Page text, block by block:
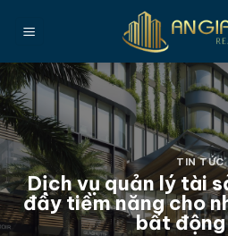
qua
dung
TIN TỨC
Dịch vụ quản lý tài
đầy tiềm năng cho
bất động